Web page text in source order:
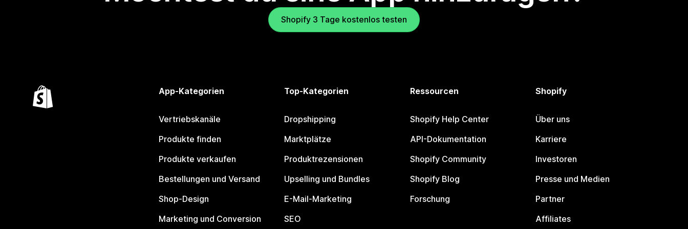
Shopify 3 Tage kostenlos testen
App-Kategorien
Vertriebskanäle
Produkte finden
Produkte verkaufen
Bestellungen und Versand
Shop-Design
Marketing und Conversion
Top-Kategorien
Dropshipping
Marktplätze
Produktrezensionen
Upselling und Bundles
E-Mail-Marketing
SEO
Ressourcen
Shopify Help Center
API-Dokumentation
Shopify Community
Shopify Blog
Forschung
Shopify
Über uns
Karriere
Investoren
Presse und Medien
Partner
Affiliates